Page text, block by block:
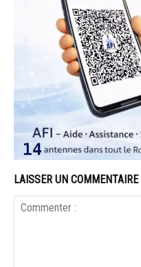
LAISSER UN COMMENTAIRE